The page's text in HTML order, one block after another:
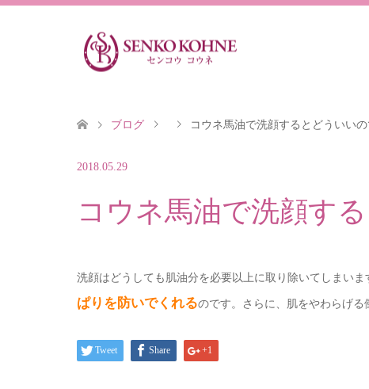
ブログ コウネ馬油で洗顔するとどういいの
2018.05.29
コウネ馬油で洗顔す
洗顔はどうしても肌油分を必要以上に取り除いてしまいま
ぱりを防いでくれるのです。さらに、肌をやわらげる
Tweet Share +1